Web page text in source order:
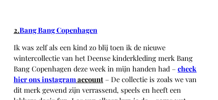
2.Bang Bang Copenhagen
Ik was zelf als een kind zo blij toen ik de nieuwe
wintercollectie van het Deense kinderkleding merk Bang
Bang Copenhagen deze week in mijn handen had – check
hier ons instagramaccount – De collectie is zoals we van
dit merk gewend zijn verrassend, speels en heeft een